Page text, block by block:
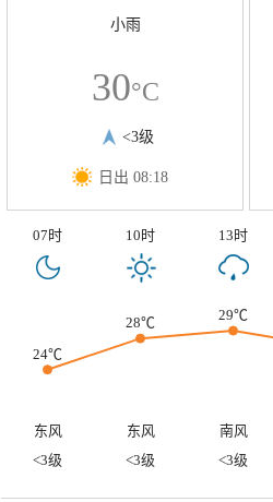
小雨
30°C
<3级
日出 08:18
07时 10时 13时
24℃
28℃
29℃
东风 东风 南风
<3级
<3级 <3级